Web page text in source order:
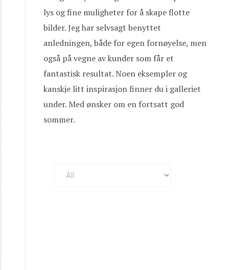
lys og fine muligheter for å skape flotte
bilder. Jeg har selvsagt benyttet
anledningen, både for egen fornøyelse, men
også på vegne av kunder som får et
fantastisk resultat. Noen eksempler og
kanskje litt inspirasjon finner du i galleriet
under. Med ønsker om en fortsatt god
sommer.